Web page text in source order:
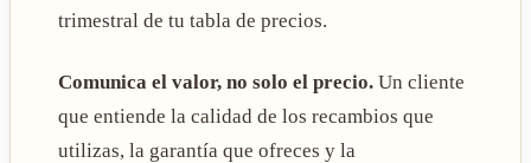
trimestral de tu tabla de precios.
Comunica el valor, no solo el precio. Un cliente
que entiende la calidad de los recambios que
utilizas, la garantía que ofreces y la